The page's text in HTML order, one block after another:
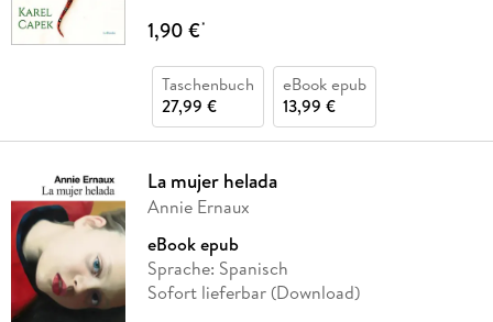
1,90 €*
Taschenbuch
27,99 €
eBook epub
13,99 €
La mujer helada
Annie Ernaux
eBook epub
Sprache: Spanisch
Sofort lieferbar (Download)